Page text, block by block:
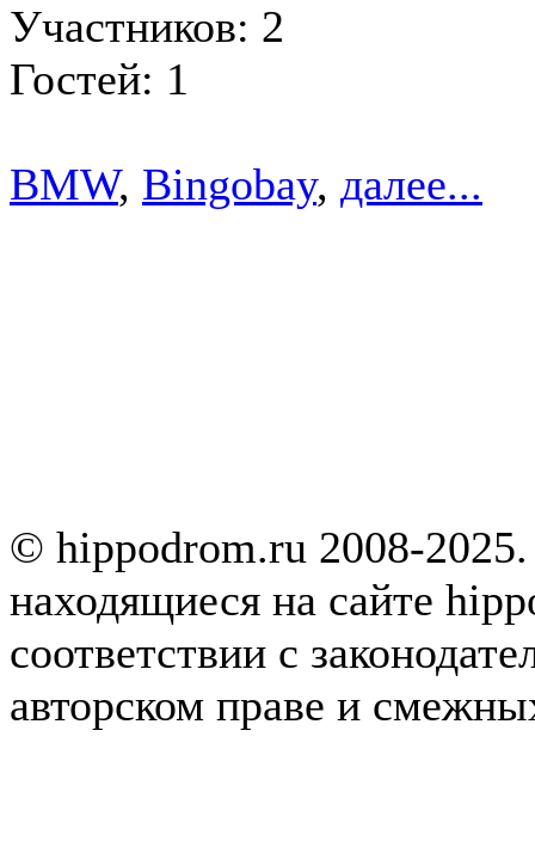
Участников: 2
Гостей: 1
BMW, Bingobay, далее...
© hippodrom.ru 2008-
находящиеся на сайте
соответствии с
авторском праве и